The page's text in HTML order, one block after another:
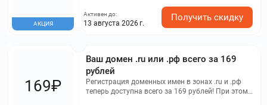
Продление домена осуществляется по текущим
тарифам.
АКЦИЯ
Активен до:
13 августа 2026 г.
Получить скидку
Ваш домен .ru или .рф всего за 169
рублей
Регистрация доменных имен в зонах .ru и .рф
теперь доступна всего за 169 рублей! При этом
169₽